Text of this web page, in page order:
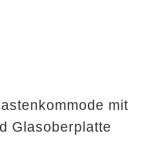
mit
Glasoberplatte